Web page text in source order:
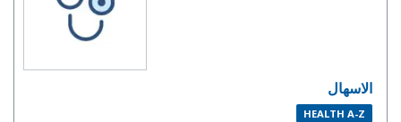
الاسهال
HEALTH A-Z